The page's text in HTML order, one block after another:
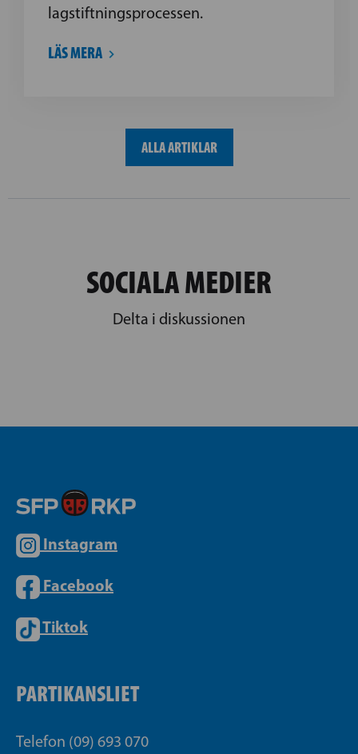
lagstiftningsprocessen.
LÄS MERA
ALLA ARTIKLAR
SOCIALA MEDIER
Delta i diskussionen
Instagram
Facebook
Tiktok
PARTIKANSLIET
Telefon (09) 693 070